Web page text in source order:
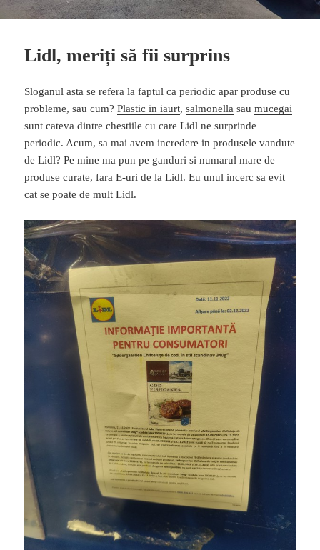
Lidl, meriți să fii surprins
Sloganul asta se refera la faptul ca periodic apar produse cu
probleme, sau cum?Plastic in iaurt,salmonella saumucegai
sunt cateva dintre chestiile cu care Lidl ne surprinde
periodic. Acum, sa mai avem incredere in produsele vandute
de Lidl? Pe mine ma pun pe ganduri si numarul mare de
produse curate, fara E-uri de la Lidl. Eu unul incerc sa evit
cat se poate de mult Lidl.